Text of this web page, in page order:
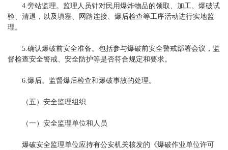
4.旁站监理。监理人员针对民用爆炸物品的领取、加工、爆破试
验、清退，以及填塞、网路连接、爆后检查等工序活动进行实地监
理。
5.确认爆破前安全准备。包括参与爆破前安全警戒部署会议，监
督检查安全警戒、安全防护等是否符合规定和要求。
6.爆后。监督爆后检查和爆破事故的处理。
（五）安全监理组织
（一）安全监理单位和人员
爆破安全监理单位应持有公安机关核发的《爆破作业单位许可